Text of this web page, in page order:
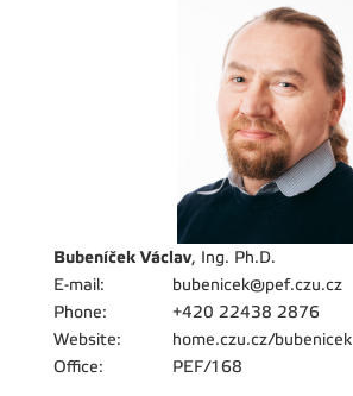
Bubeníček Václav, Ing. Ph.D.
E-mail:
bubenicek@pef.czu.cz
Phone:
+420 22438 2876
Website:
home.czu.cz/bubenicek
Office:
PEF/168